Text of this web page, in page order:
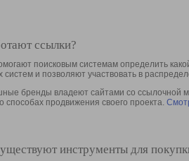
ссылки?
поисковым системам определить
систем и позволяют участвовать в
бренды владеют сайтами со ссылочной
способах продвижения своего проекта.
инструменты для